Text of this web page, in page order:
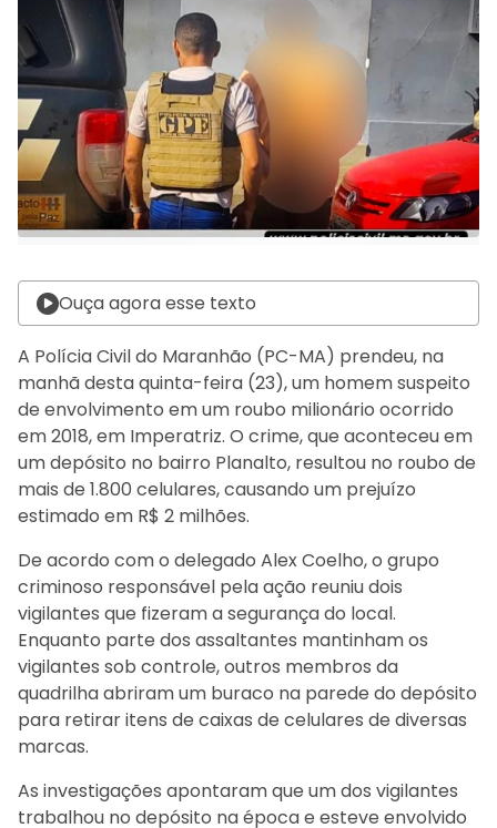
Ouça agora esse texto
A Polícia Civil do Maranhão (PC-MA) prendeu, na
manhã desta quinta-feira (23), um homem suspeito
de envolvimento em um roubo milionário ocorrido
em 2018, em Imperatriz. O crime, que aconteceu em
um depósito no bairro Planalto, resultou no roubo de
mais de 1.800 celulares, causando um prejuízo
estimado em R$ 2 milhões.
De acordo com o delegado Alex Coelho, o grupo
criminoso responsável pela ação reuniu dois
vigilantes que fizeram a segurança do local.
Enquanto parte dos assaltantes mantinham os
vigilantes sob controle, outros membros da
quadrilha abriram um buraco na parede do depósito
para retirar itens de caixas de celulares de diversas
marcas.
As investigações apontaram que um dos vigilantes
trabalhou no depósito na época e esteve envolvido